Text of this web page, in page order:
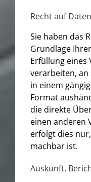
Recht auf
Sie haben das
Grundlage
Erfüllung
verarbeiten,
in einem
Format
die direkte
einen anderen
erfolgt dies
machbar ist.
Auskunft,